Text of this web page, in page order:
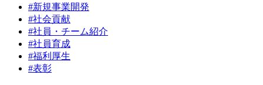
#新規事業開発
#社会貢献
#社員・チーム紹介
#社員育成
#福利厚生
#表彰